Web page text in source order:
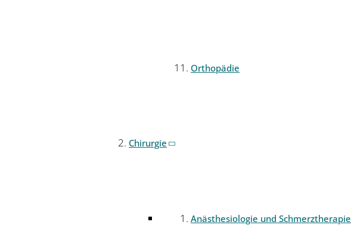
Orthopädie
Chirurgie
Anästhesiologie und Schmerztherapie